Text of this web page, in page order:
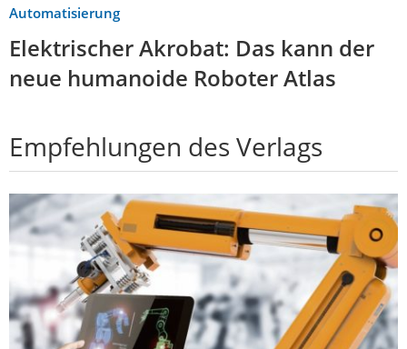
Automatisierung
Elektrischer Akrobat: Das kann der
neue humanoide Roboter Atlas
Empfehlungen des Verlags